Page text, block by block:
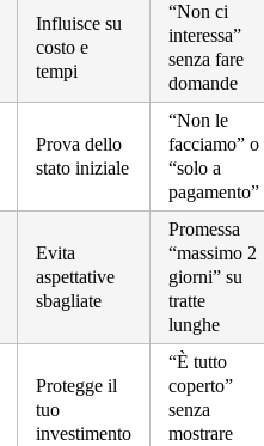
Influisce su
costo e
tempi
“Non ci
interessa”
senza fare
domande
Prova dello
stato iniziale
“Non le
facciamo” o
“solo a
pagamento”
Evita
aspettative
sbagliate
Promessa
“massimo 2
giorni” su
tratte
lunghe
Protegge il
tuo
investimento
“È tutto
coperto”
senza
mostrare